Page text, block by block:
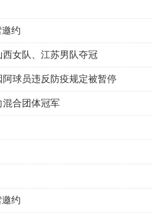
邀约
女队、江苏男队夺冠
球员违反防疫规定被暂停
混合团体冠军
邀约